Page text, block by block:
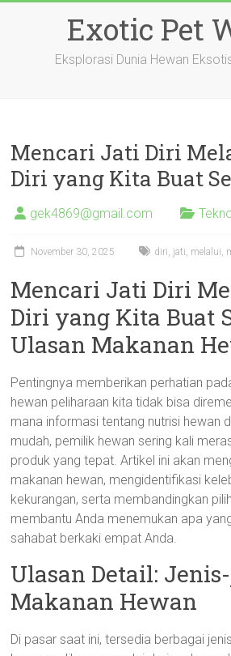
Exotic Pet
Eksplorasi Dunia Hewan
Mencari Jati Diri
Diri yang Kita Buat
gek4869@gmail.com
November 30, 2025 diri, jati, melalui,
Mencari Jati Diri
Diri yang Kita Buat
Ulasan Makanan
Pentingnya memberikan perhatian
hewan peliharaan kita tidak bisa
mana informasi tentang nutrisi hewan
mudah, pemilik hewan sering kali
produk yang tepat. Artikel ini akan
makanan hewan, mengidentifikasi
kekurangan, serta membandingkan
membantu Anda menemukan apa
sahabat berkaki empat Anda.
Ulasan Detail:
Makanan Hewan
Di pasar saat ini, tersedia berbagai